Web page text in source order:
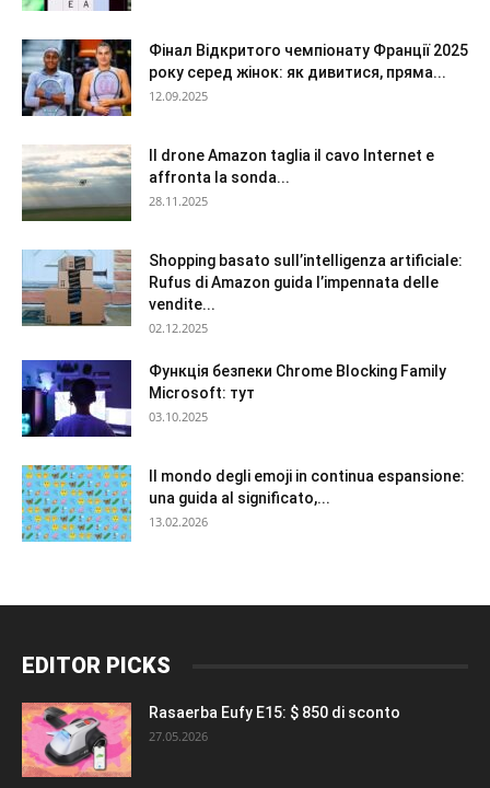
Фінал Відкритого чемпіонату Франції 2025
року серед жінок: як дивитися, пряма...
12.09.2025
Il drone Amazon taglia il cavo Internet e
affronta la sonda...
28.11.2025
Shopping basato sull’intelligenza artificiale:
Rufus di Amazon guida l’impennata delle
vendite...
02.12.2025
Функція безпеки Chrome Blocking Family
Microsoft: тут
03.10.2025
Il mondo degli emoji in continua espansione:
una guida al significato,...
13.02.2026
EDITOR PICKS
Rasaerba Eufy E15: $ 850 di sconto
27.05.2026